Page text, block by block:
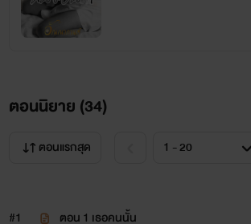
ตอนนิยาย (34)
ตอนแรกสุด
#1 ตอน 1 เธอคนนั้น